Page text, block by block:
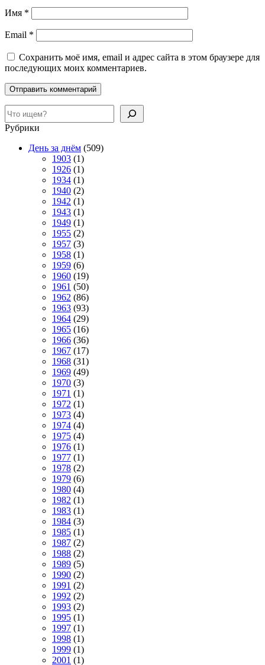
Имя *
Email *
Сохранить моё имя, email и адрес сайта в этом браузере для
последующих моих комментариев.
Поиск
Рубрики
День за днём (509)
1903 (1)
1926 (1)
1934 (1)
1940 (2)
1942 (1)
1943 (1)
1949 (1)
1955 (2)
1957 (3)
1958 (1)
1959 (6)
1960 (19)
1961 (50)
1962 (86)
1963 (93)
1964 (29)
1965 (16)
1966 (36)
1967 (17)
1968 (31)
1969 (49)
1970 (3)
1971 (1)
1972 (1)
1973 (4)
1974 (4)
1975 (4)
1976 (1)
1977 (1)
1978 (2)
1979 (6)
1980 (4)
1982 (1)
1983 (1)
1984 (3)
1985 (1)
1987 (2)
1988 (2)
1989 (5)
1990 (2)
1991 (2)
1992 (2)
1993 (2)
1995 (1)
1997 (1)
1998 (1)
1999 (1)
2001 (1)